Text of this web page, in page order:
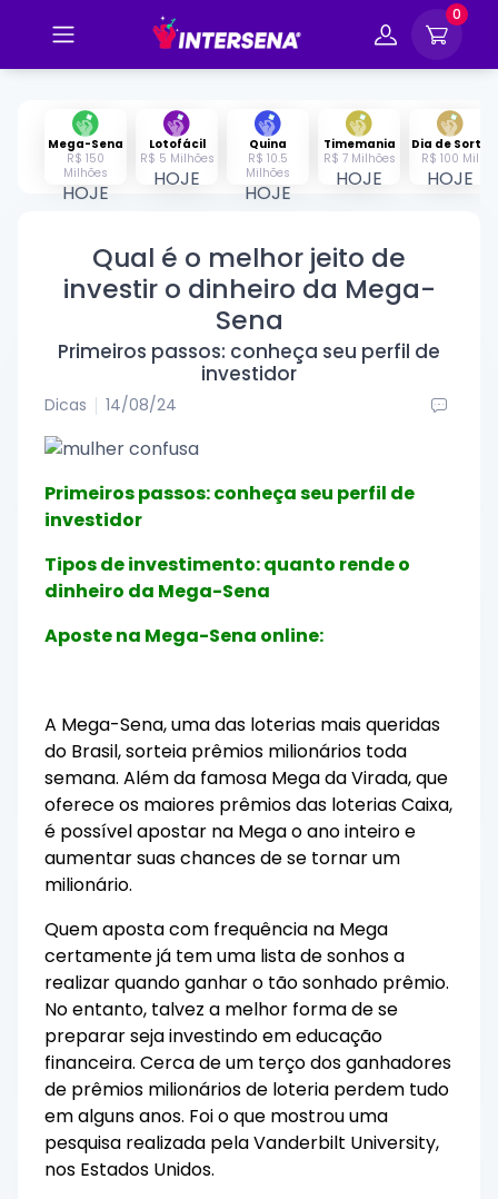
0
Mega-Sena
R$ 150
Milhões
HOJE
Lotofácil
R$ 5 Milhões
HOJE
Quina
R$ 10.5
Milhões
HOJE
Timemania
R$ 7 Milhões
HOJE
Dia de Sorte
R$ 100 Mil
HOJE
Qual é o melhor jeito de
investir o dinheiro da Mega-
Sena
Primeiros passos: conheça seu perfil de
investidor
Dicas 14/08/24
Primeiros passos: conheça seu perfil de
investidor
Tipos de investimento: quanto rende o
dinheiro da Mega-Sena
Aposte na Mega-Sena online:
A Mega-Sena, uma das loterias mais queridas
do Brasil, sorteia prêmios milionários toda
semana. Além da famosa Mega da Virada, que
oferece os maiores prêmios das loterias Caixa,
é possível apostar na Mega o ano inteiro e
aumentar suas chances de se tornar um
milionário.
Quem aposta com frequência na Mega
certamente já tem uma lista de sonhos a
realizar quando ganhar o tão sonhado prêmio.
No entanto, talvez a melhor forma de se
preparar seja investindo emeducação
financeira. Cerca de um terço dos ganhadores
de prêmios milionários de loteria perdem tudo
em alguns anos. Foi o que mostrou uma
pesquisa realizada pela Vanderbilt University,
nos Estados Unidos.